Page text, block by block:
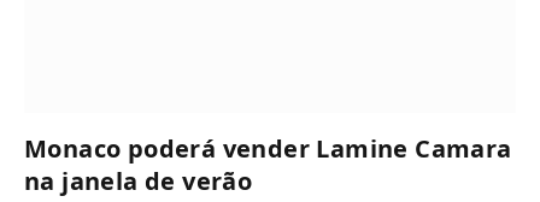
Monaco poderá vender Lamine Camara
na janela de verão